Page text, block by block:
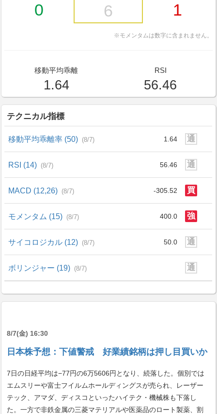
0 6 1
※モメンタムは数字に含まれません。
移動平均乖離
1.64
RSI
56.46
テクニカル指標
移動平均乖離率 (50) (8/7) 1.64 通
RSI (14) (8/7) 56.46 通
MACD (12,26) (8/7) -305.52 買
モメンタム (15) (8/7) 400.0 強
サイコロジカル (12) (8/7) 50.0 通
ボリンジャー (19) (8/7) 通
8/7(金) 16:30
日本株予想：下値警戒 好業績銘柄は押し目買いか
7日の日経平均は−77円の6万5606円となり、続落した。個別では
エムスリーや富士フイルムホールディングスが売られ、レーザー
テック、アマダ、ディスコといったハイテク・機械株も下落し
た。一方で非鉄金属の三菱マテリアルや医薬品のロート製薬、割